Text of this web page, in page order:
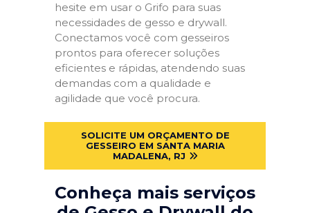
hesite em usar o Grifo para suas
necessidades de gesso e drywall.
Conectamos você com gesseiros
prontos para oferecer soluções
eficientes e rápidas, atendendo suas
demandas com a qualidade e
agilidade que você procura.
SOLICITE UM ORÇAMENTO DE
GESSEIRO EM SANTA MARIA
MADALENA, RJ
Conheça mais serviços